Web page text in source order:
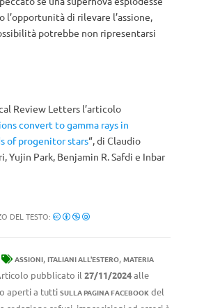
l’opportunità di rilevare l’assione,
potrebbe non ripresentarsi
Review Letters l’articolo
convert to gamma rays in
of progenitor stars“, di Claudio
Yujin Park, Benjamin R. Safdi e Inbar
DEL TESTO:
ASSIONI, ITALIANI ALL'ESTERO, MATERIA
pubblicato il 27/11/2024alle
aperti a tutti SULLA PAGINA FACEBOOK del